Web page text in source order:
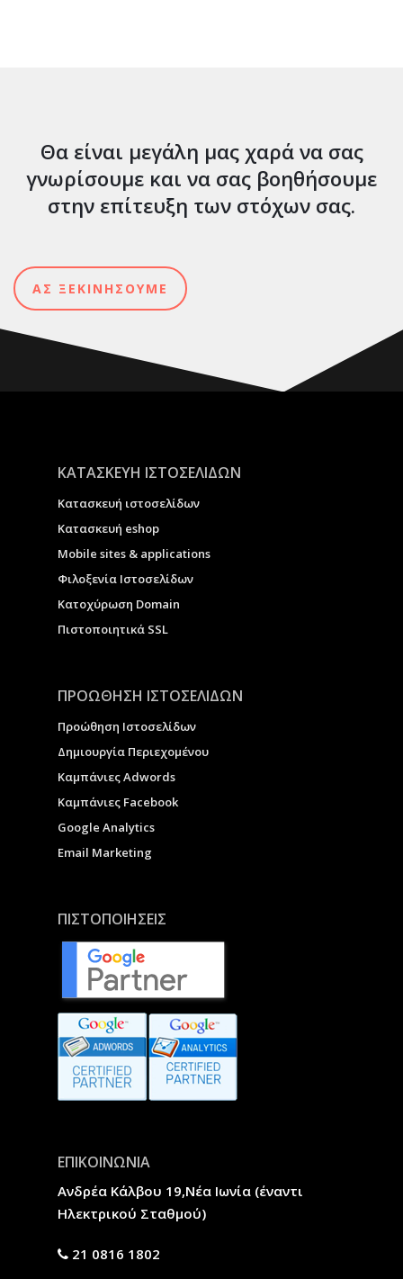
Θα είναι μεγάλη μας χαρά να σας
γνωρίσουμε και να σας βοηθήσουμε
στην επίτευξη των στόχων σας.
ΑΣ ΞΕΚΙΝΗΣΟΥΜΕ
ΚΑΤΑΣΚΕΥΗ ΙΣΤΟΣΕΛΙΔΩΝ
Κατασκευή ιστοσελίδων
Κατασκευή eshop
Μobile sites & applications
Φιλοξενία Ιστοσελίδων
Κατοχύρωση Domain
Πιστοποιητικά SSL
ΠΡΟΩΘΗΣΗ ΙΣΤΟΣΕΛΙΔΩΝ
Προώθηση Ιστοσελίδων
Δημιουργία Περιεχομένου
Καμπάνιες Adwords
Καμπάνιες Facebook
Google Analytics
Email Marketing
ΠΙΣΤΟΠΟΙΗΣΕΙΣ
ΕΠΙΚΟΙΝΩΝΙΑ
Ανδρέα Κάλβου 19,Νέα Ιωνία (έναντι
Ηλεκτρικού Σταθμού)
21 0816 1802